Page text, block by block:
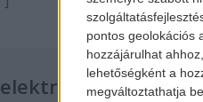
pontos geolokációs
hozzájárulhat
lehetőségként a
megváltoztathatja
elektromos-